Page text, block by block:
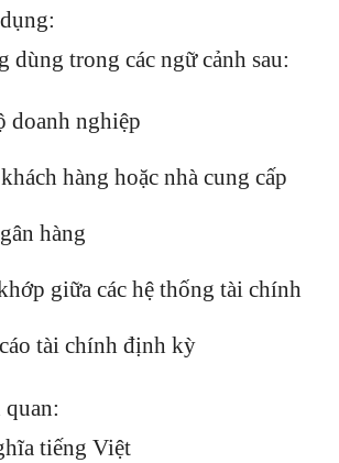
dùng trong các ngữ cảnh sau:
doanh nghiệp
hàng hoặc nhà cung cấp
hàng
giữa các hệ thống tài chính
tài chính định kỳ
tiếng Việt